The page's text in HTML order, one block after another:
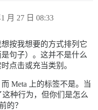
月 27 日 08:33
按我想要的方式排列它
句子）。这并不是什么
点击或充当类别。
Meta 上的标签不是。当
种行为，但你们是怎么
的？